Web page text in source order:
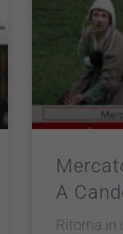
A
Ritorna in